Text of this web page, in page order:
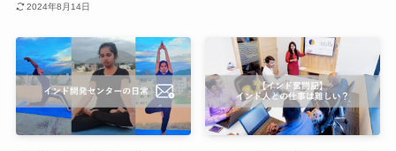
2024年8月14日